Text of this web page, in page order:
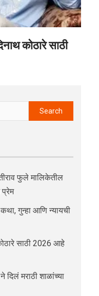
कोठारे साठी
फुले मालिकेतील
प्रेम
गुन्हा आणि न्यायची
साठी 2026 आहे
ने दिलं मराठी शाळांच्या